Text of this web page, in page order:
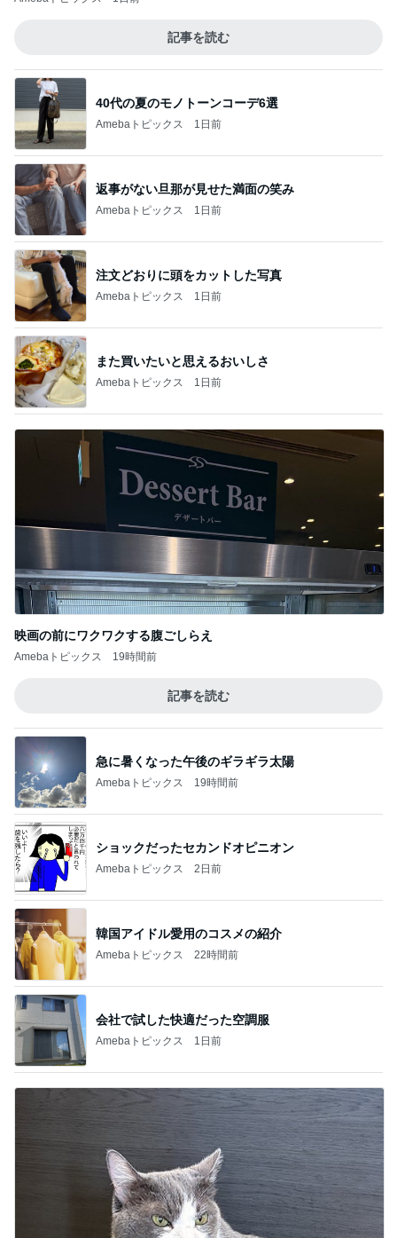
記事を読む
40代の夏のモノトーンコーデ6選
Amebaトピックス 1日前
返事がない旦那が見せた満面の笑み
Amebaトピックス 1日前
注文どおりに頭をカットした写真
Amebaトピックス 1日前
また買いたいと思えるおいしさ
Amebaトピックス 1日前
映画の前にワクワクする腹ごしらえ
Amebaトピックス 19時間前
記事を読む
急に暑くなった午後のギラギラ太陽
Amebaトピックス 19時間前
ショックだったセカンドオピニオン
Amebaトピックス 2日前
韓国アイドル愛用のコスメの紹介
Amebaトピックス 22時間前
会社で試した快適だった空調服
Amebaトピックス 1日前